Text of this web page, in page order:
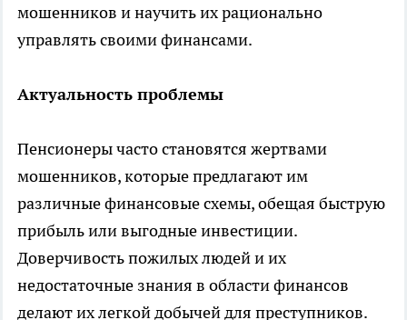
мошенников и научить их рационально
управлять своими финансами.
Актуальность проблемы
Пенсионеры часто становятся жертвами
мошенников, которые предлагают им
различные финансовые схемы, обещая быструю
прибыль или выгодные инвестиции.
Доверчивость пожилых людей и их
недостаточные знания в области финансов
делают их легкой добычей для преступников.